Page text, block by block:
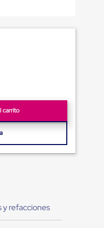
carrito
y refacciones